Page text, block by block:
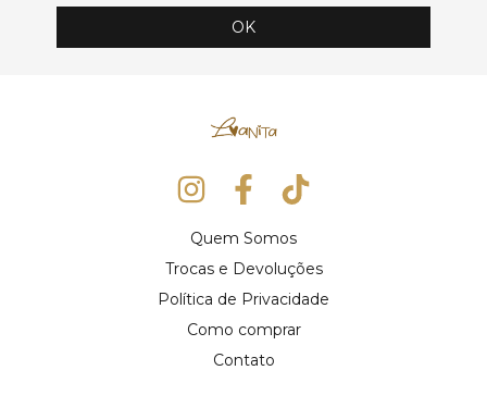
Quem Somos
Trocas e Devoluções
Política de Privacidade
Como comprar
Contato